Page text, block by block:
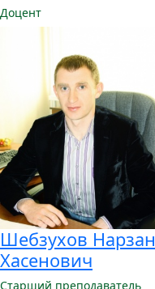
Доцент
Шебзухов Нарзан
Хасенович
Старший преподаватель